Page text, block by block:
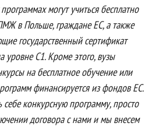
могут учиться бесплатно
в Польше, граждане ЕС, а также
государственный сертификат
уровне С1. Кроме этого, вузы
на бесплатное обучение или
финансируется из фондов ЕС.
конкурсную программу, просто
договора с нами и мы внесем